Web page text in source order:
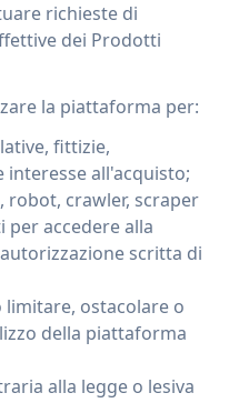
richieste di
dei Prodotti
la piattaforma per:
fittizie,
all'acquisto;
crawler, scraper
accedere alla
scritta di
ostacolare o
della piattaforma
alla legge o lesiva